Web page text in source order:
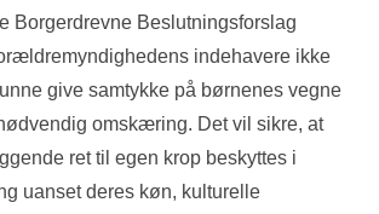
Borgerdrevne Beslutningsforslag
indehavere ikke
give samtykke på børnenes vegne
omskæring. Det vil sikre, at
ret til egen krop beskyttes i
uanset deres køn, kulturelle